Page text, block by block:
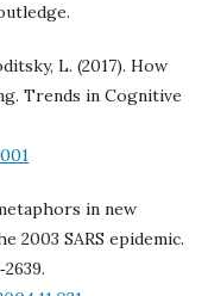
L. (2017). How
Trends in Cognitive
in new
2003 SARS epidemic.